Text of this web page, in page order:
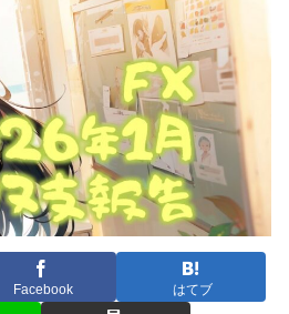
Facebook はてブ